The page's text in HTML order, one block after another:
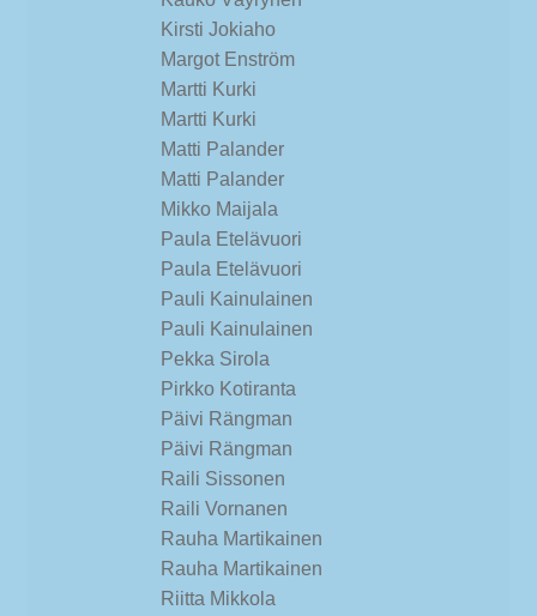
Kirsti Jokiaho
Margot Enström
Martti Kurki
Martti Kurki
Matti Palander
Matti Palander
Mikko Maijala
Paula Etelävuori
Paula Etelävuori
Pauli Kainulainen
Pauli Kainulainen
Pekka Sirola
Pirkko Kotiranta
Päivi Rängman
Päivi Rängman
Raili Sissonen
Raili Vornanen
Rauha Martikainen
Rauha Martikainen
Riitta Mikkola